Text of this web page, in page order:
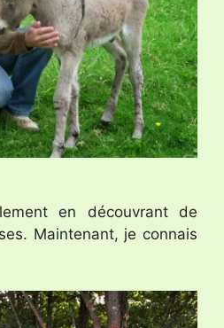
en découvrant de
Maintenant, je connais